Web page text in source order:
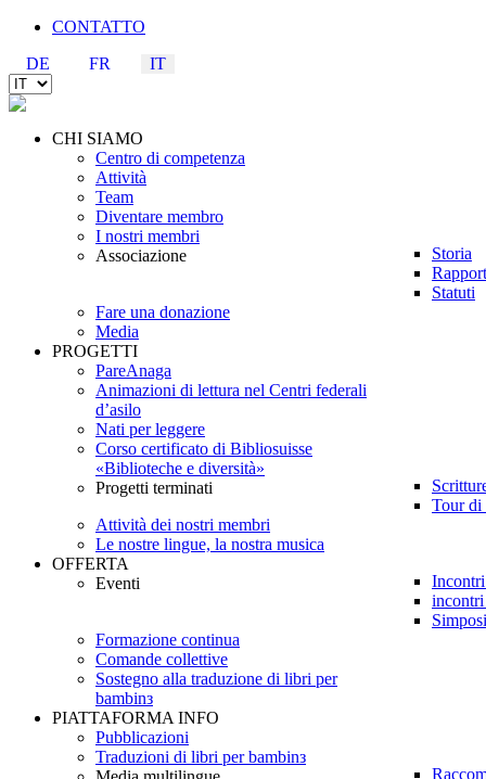
CONTATTO
DE
FR IT
CHI SIAMO
Centro di competenza
Attività
Team
Diventare membro
I nostri membri
Associazione
Storia
Statuti
Fare una donazione
Media
PROGETTI
PareAnaga
Animazioni di lettura nel Centri federali
d’asilo
Nati per leggere
Corso certificato di Bibliosuisse
«Biblioteche e diversità»
Progetti terminati
Tour di
Attività dei nostri membri
Le nostre lingue, la nostra musica
OFFERTA
Eventi
incontri
Simposi
Formazione continua
Comande collettive
Sostegno alla traduzione di libri per
bambinз
PIATTAFORMA INFO
Pubblicazioni
Traduzioni di libri per bambinз